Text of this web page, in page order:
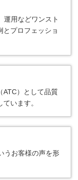
運用などワンスト
とプロフェッショ
ATC）として品質
います。
うお客様の声を形